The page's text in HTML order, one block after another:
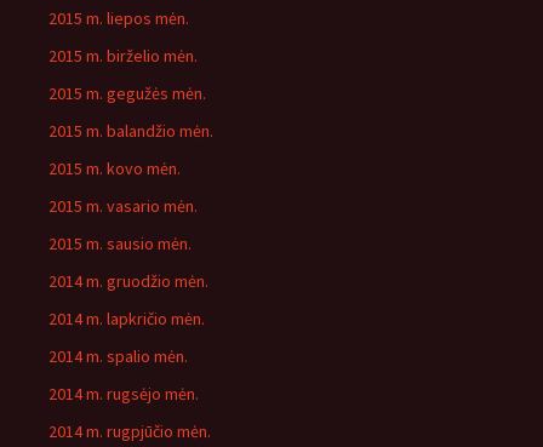
2015 m. liepos mėn.
2015 m. birželio mėn.
2015 m. gegužės mėn.
2015 m. balandžio mėn.
2015 m. kovo mėn.
2015 m. vasario mėn.
2015 m. sausio mėn.
2014 m. gruodžio mėn.
2014 m. lapkričio mėn.
2014 m. spalio mėn.
2014 m. rugsėjo mėn.
2014 m. rugpjūčio mėn.